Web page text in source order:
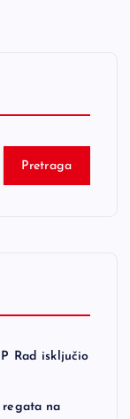
Pretraga
Rad isključio
regata na